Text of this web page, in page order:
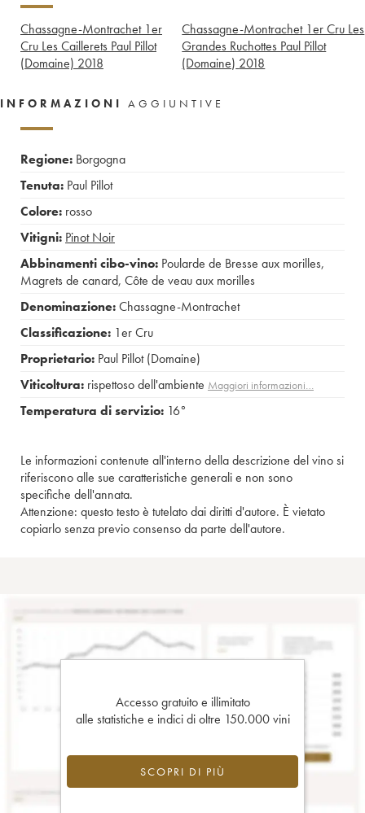
Chassagne-Montrachet 1er
Cru Les Caillerets Paul Pillot
(Domaine) 2018
Chassagne-Montrachet 1er Cru Les
Grandes Ruchottes Paul Pillot
(Domaine) 2018
INFORMAZIONI AGGIUNTIVE
Regione: Borgogna
Tenuta: Paul Pillot
Colore: rosso
Vitigni: Pinot Noir
Abbinamenti cibo-vino: Poularde de Bresse aux morilles,
Magrets de canard, Côte de veau aux morilles
Denominazione:Chassagne-Montrachet
Classificazione: 1er Cru
Proprietario: Paul Pillot (Domaine)
Viticoltura: rispettoso dell'ambiente Maggiori informazioni…
Temperatura di servizio: 16°
Le informazioni contenute all'interno della descrizione del vino si
riferiscono alle sue caratteristiche generali e non sono
specifiche dell'annata.
Attenzione: questo testo è tutelato dai diritti d'autore. È vietato
copiarlo senza previo consenso da parte dell'autore.
Accesso gratuito e illimitato
alle statistiche e indici di oltre 150.000 vini
SCOPRI DI PIÙ